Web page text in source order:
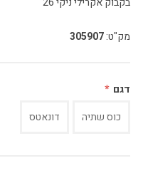
מק"ט:305907
דגם *
כוס שתיה
דונאטס